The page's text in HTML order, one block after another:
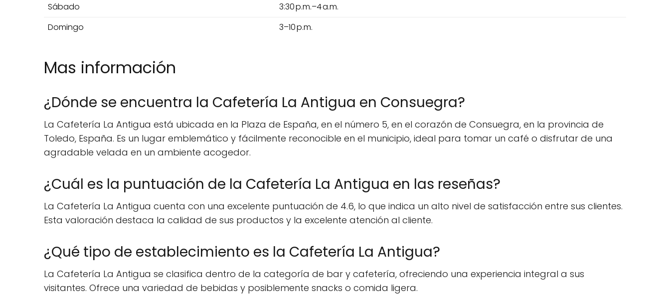
Sábado
3:30 p.m.–4 a.m.
Domingo
3–10 p.m.
Mas información
¿Dónde se encuentra la Cafetería La Antigua en Consuegra?
La Cafetería La Antigua está ubicada en la Plaza de España, en el número 5, en el corazón de Consuegra, en la provincia de
Toledo, España. Es un lugar emblemático y fácilmente reconocible en el municipio, ideal para tomar un café o disfrutar de una
agradable velada en un ambiente acogedor.
¿Cuál es la puntuación de la Cafetería La Antigua en las reseñas?
La Cafetería La Antigua cuenta con una excelente puntuación de 4.6, lo que indica un alto nivel de satisfacción entre sus clientes.
Esta valoración destaca la calidad de sus productos y la excelente atención al cliente.
¿Qué tipo de establecimiento es la Cafetería La Antigua?
La Cafetería La Antigua se clasifica dentro de la categoría de bar y cafetería, ofreciendo una experiencia integral a sus
visitantes. Ofrece una variedad de bebidas y posiblemente snacks o comida ligera.